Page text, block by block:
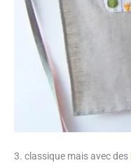
3. classique mais avec des